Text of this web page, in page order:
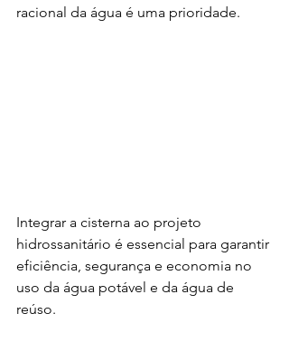
racional da água é uma prioridade.
Integrar a cisterna ao projeto
hidrossanitário é essencial para garantir
eficiência, segurança e economia no
uso da água potável e da água de
reúso.